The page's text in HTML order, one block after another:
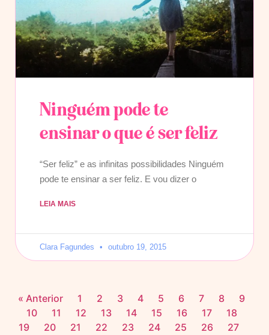
Ninguém pode te
ensinar o que é ser feliz
“Ser feliz” e as infinitas possibilidades Ninguém
pode te ensinar a ser feliz. E vou dizer o
LEIA MAIS
Clara Fagundes outubro 19, 2015
« Anterior 1 2 3 4 5 6 7 8
9
10
11 12 13 14 15 16 17
18
19
20 21 22 23 24 25 26
27